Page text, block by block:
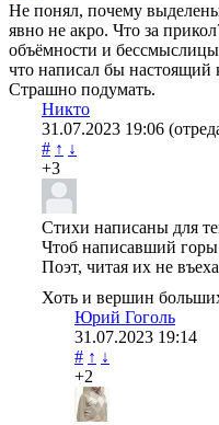
Не понял, почему
явно не акро. Что за
объёмности и
что написал бы настоящий
Страшно подумать.
Никто
31.07.2023 19:06
# ↑ ↓
+3
Стихи написаны для
Чтоб написавший горы
Поэт, читая их не
Хоть и вершин
Юрий Гоголь
31.07.2023 19:14
# ↑ ↓
+2